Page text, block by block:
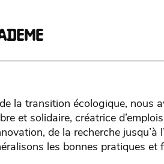
la transition écologique, nous
et solidaire, créatrice
de la recherche
les bonnes pratiques et